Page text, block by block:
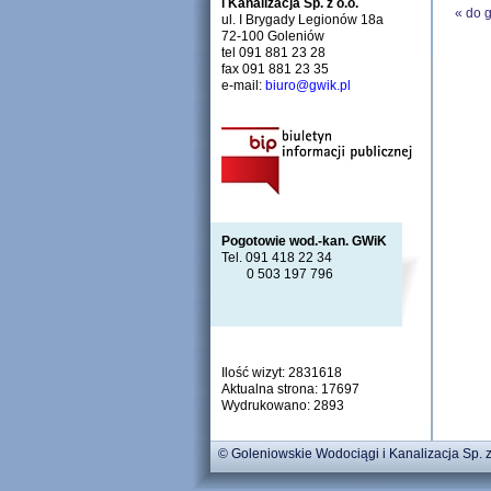
i Kanalizacja Sp. z o.o.
ul. I Brygady Legionów 18a
72-100 Goleniów
tel 091 881 23 28
fax 091 881 23 35
e-mail: biuro@gwik.pl
Pogotowie wod.-kan. GWiK
Tel. 091 418 22 34
0 503 197 796
Ilość wizyt: 2831618
Aktualna strona: 17697
Wydrukowano: 2893
« do
© Goleniowskie Wodociągi i Kanalizacja Sp.